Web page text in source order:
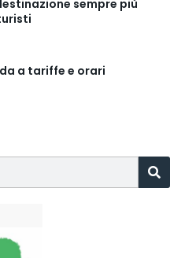
sempre più
a tariffe e orari